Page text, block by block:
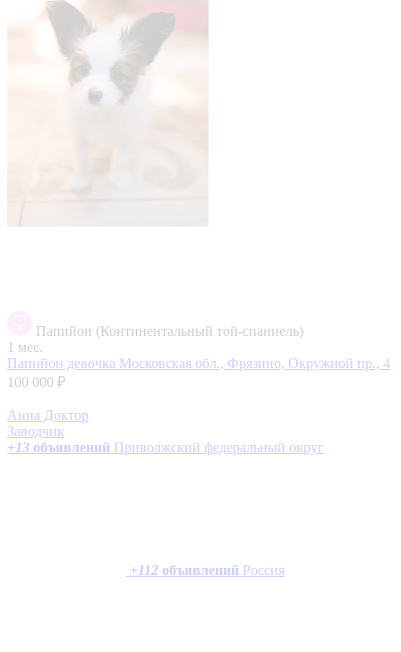
Папийон (Континентальный той-спаниель)
1 мес.
Папийон девочка Московская обл., Фрязино, Окружной пр., 4
100 000 ₽
Анна Доктор
Заводчик
+13 объявлений Приволжский федеральный округ
+112 объявлений Россия